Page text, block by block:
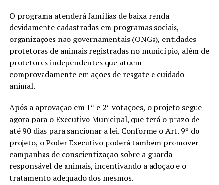
O programa atenderá famílias de baixa renda
devidamente cadastradas em programas sociais,
organizações não governamentais (ONGs), entidades
protetoras de animais registradas no município, além de
protetores independentes que atuem
comprovadamente em ações de resgate e cuidado
animal.
Após a aprovação em 1ª e 2ª votações, o projeto segue
agora para o Executivo Municipal, que terá o prazo de
até 90 dias para sancionar a lei. Conforme o Art. 9º do
projeto, o Poder Executivo poderá também promover
campanhas de conscientização sobre a guarda
responsável de animais, incentivando a adoção e o
tratamento adequado dos mesmos.